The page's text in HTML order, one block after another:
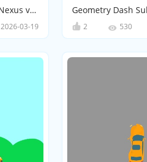
Geometry Dash Bloodbank Nexus verson
2026-03-19
Geometry Dash
2 530